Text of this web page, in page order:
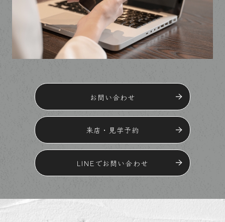
お問い合わせ
来店・見学予約
LINEでお問い合わせ